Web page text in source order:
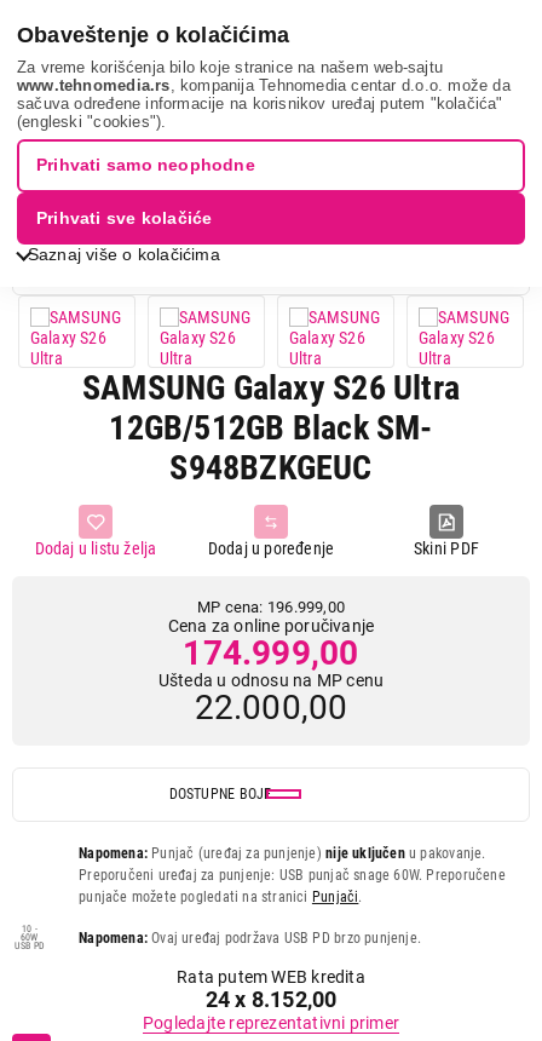
Obaveštenje o kolačićima
Za vreme korišćenja bilo koje stranice na našem web-sajtu
www.tehnomedia.rs , kompanija Tehnomedia centar d.o.o. može da
sačuva određene informacije na korisnikov uređaj putem "kolačića"
(engleski "cookies").
Saznaj više o kolačićima
Prihvati samo neophodne
Prihvati sve kolačiće
Mobilni telefoni i tableti Mobilni telefoni
Smart mobilni
telefoni
Samsung galaxy ...
11% UŠTEDA.
POGLEDAJTE RECENZIJU
SAMSUNG Galaxy S26 Ultra
12GB/512GB Black SM-
S948BZKGEUC
Skini PDF
Dodaj u poređenje
Dodaj u listu želja
MP cena: 196.999,00
Cena za online poručivanje
174.999,00
Ušteda u odnosu na MP cenu
22.000,00
DOSTUPNE BOJE
Napomena: Punjač (uređaj za punjenje)nije uključenu pakovanje.
Preporučeni uređaj za punjenje: USB punjač snage 60W. Preporučene
punjače možete pogledati na stranici Punjači.
10 -
60W
USB PD Napomena: Ovaj uređaj podržava USB PD brzo punjenje.
Rata putem WEB kredita
24 x 8.152,00
Pogledajte reprezentativni primer